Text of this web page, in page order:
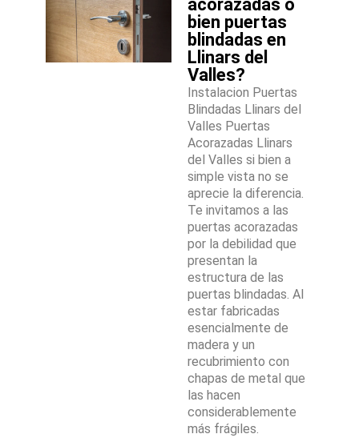
acorazadas o
bien puertas
blindadas en
Llinars del
Valles?
Instalacion Puertas
Blindadas Llinars del
Valles Puertas
Acorazadas Llinars
del Valles si bien a
simple vista no se
aprecie la diferencia.
Te invitamos a las
puertas acorazadas
por la debilidad que
presentan la
estructura de las
puertas blindadas. Al
estar fabricadas
esencialmente de
madera y un
recubrimiento con
chapas de metal que
las hacen
considerablemente
más frágiles.